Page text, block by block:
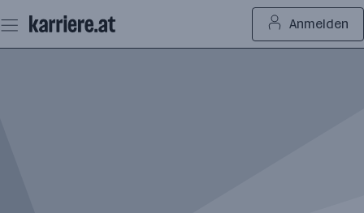
Seiteninhalt
springen
Anmelden